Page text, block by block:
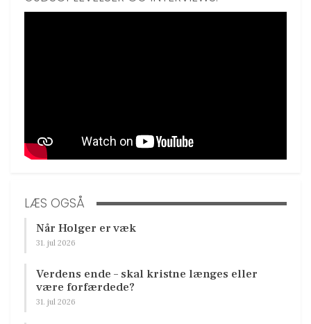
LÆS OGSÅ
Når Holger er væk
31. jul 2026
Verdens ende – skal kristne længes eller
være forfærdede?
31. jul 2026